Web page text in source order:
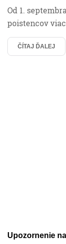
Od 1.
poistencov
ČÍTAJ ĎALEJ
Upozornenie